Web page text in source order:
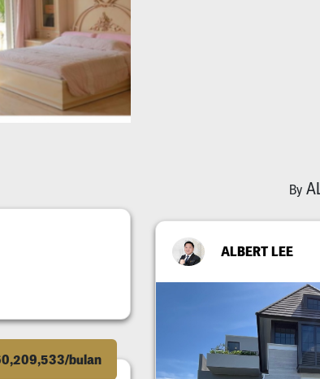
bulan
By
ALBERT LEE